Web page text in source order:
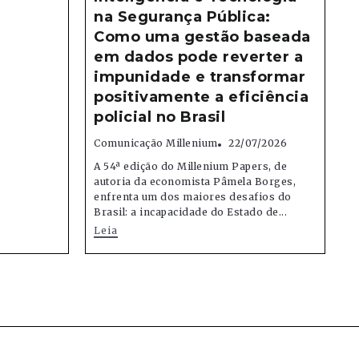
na Segurança Pública:
Como uma gestão baseada
em dados pode reverter a
impunidade e transformar
positivamente a eficiência
policial no Brasil
Comunicação Millenium
22/07/2026
A 54ª edição do Millenium Papers, de
autoria da economista Pâmela Borges,
enfrenta um dos maiores desafios do
Brasil: a incapacidade do Estado de...
Leia